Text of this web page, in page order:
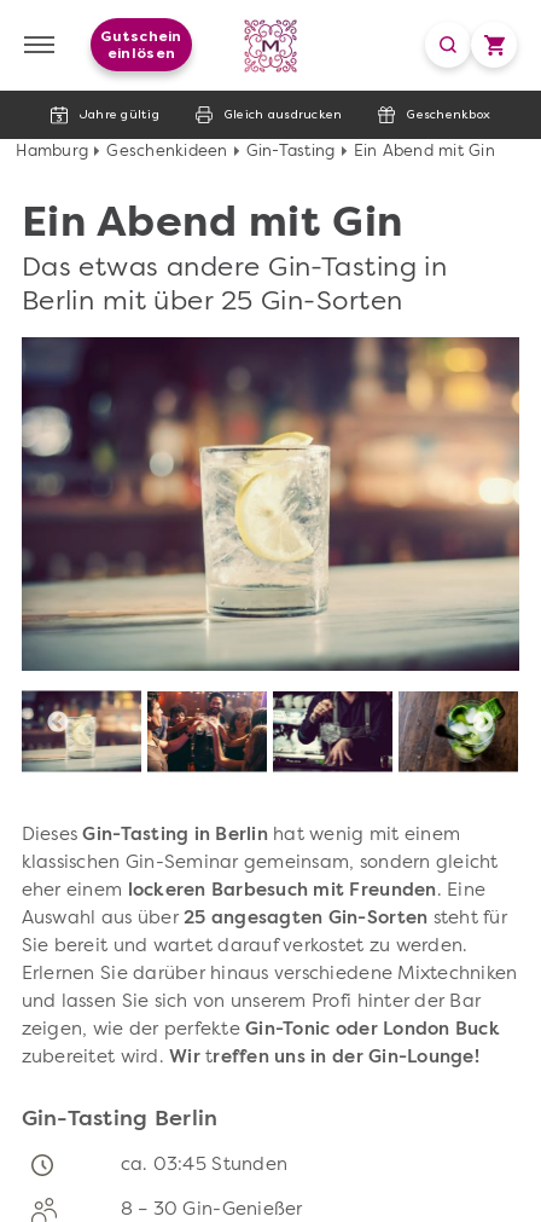
Jahre gültig Gleich ausdrucken Geschenkbox
Gutschein
einlösen
Hamburg Geschenkideen Gin-Tasting Ein Abend mit Gin
Ein Abend mit Gin
Das etwas andere Gin-Tasting in
Berlin mit über 25 Gin-Sorten
DiesesGin-Tasting in Berlinhat wenig mit einem
klassischen Gin-Seminar gemeinsam, sondern gleicht
eher einem
lockeren Barbesuch mit Freunden. Eine
Auswahl aus über25 angesagten Gin-Sorten steht für
Sie bereit und wartet darauf verkostet zu werden.
Erlernen Sie darüber hinaus verschiedene Mixtechniken
und lassen Sie sich von unserem Profi hinter der Bar
zeigen, wie der perfekteGin-Tonic oder London Buck
zubereitet wird. Wirtreffen uns in der Gin-Lounge!
Gin-Tasting Berlin
ca. 03:45 Stunden
8 – 30 Gin-Genießer